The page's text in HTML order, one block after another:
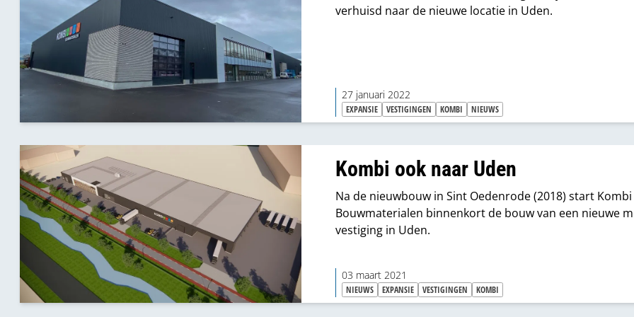
verhuisd naar de nieuwe locatie in Uden.
27 januari 2022
EXPANSIE VESTIGINGEN KOMBI NIEUWS
Kombi ook naar Uden
Na de nieuwbouw in Sint Oedenrode (2018) start Kombi
Bouwmaterialen binnenkort de bouw van een nieuwe
vestiging in Uden.
03 maart 2021
NIEUWS EXPANSIE VESTIGINGEN KOMBI